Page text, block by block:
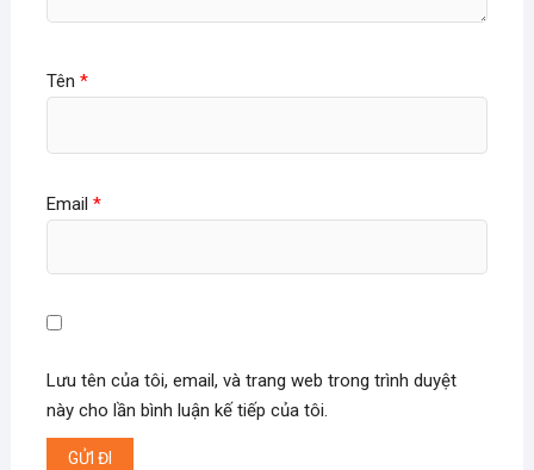
Tên *
Email *
Lưu tên của tôi, email, và trang web trong trình duyệt
này cho lần bình luận kế tiếp của tôi.